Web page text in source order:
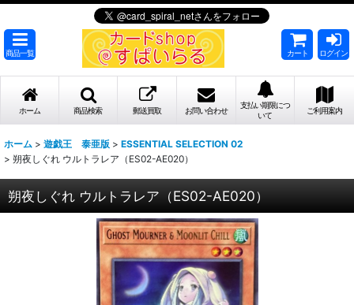
商品一覧 カート ログイン
ホーム 商品検索 郵送買取 お問い合わせ
支払い期限につ
いて
ご利用案内
ホーム > 遊戯王 泰亜版 > ESSENTIAL SELECTION 02
> 朔夜しぐれ ウルトラレア（ES02-AE020）
朔夜しぐれ ウルトラレア（ES02-AE020）